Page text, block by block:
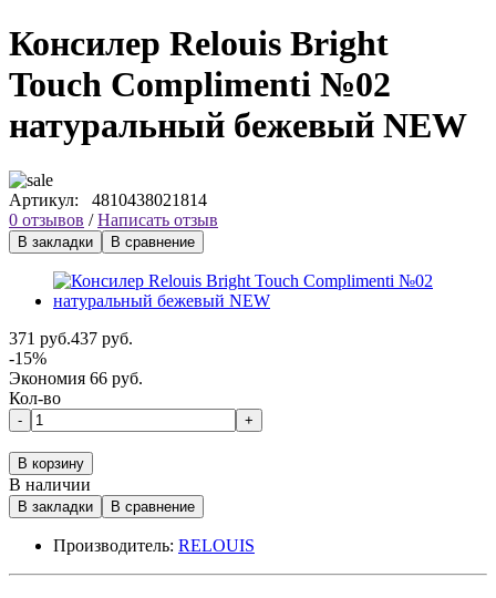
Консилер Relouis Bright
Touch Complimenti №02
натуральный бежевый NEW
Артикул: 4810438021814
0 отзывов /Написать отзыв
В закладки В сравнение
371 руб.437 руб.
-15%
Экономия 66 руб.
Кол-во
- +
В корзину
В наличии
В закладки В сравнение
Производитель: RELOUIS